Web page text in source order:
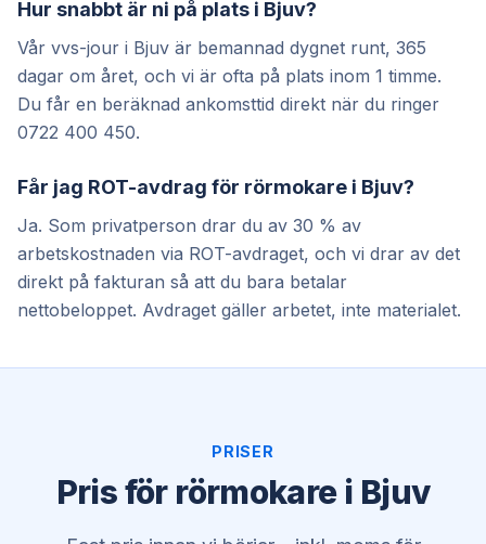
Hur snabbt är ni på plats i Bjuv?
Vår vvs-jour i Bjuv är bemannad dygnet runt, 365
dagar om året, och vi är ofta på plats inom 1 timme.
Du får en beräknad ankomsttid direkt när du ringer
0722 400 450.
Får jag ROT-avdrag för rörmokare i Bjuv?
Ja. Som privatperson drar du av 30 % av
arbetskostnaden via ROT-avdraget, och vi drar av det
direkt på fakturan så att du bara betalar
nettobeloppet. Avdraget gäller arbetet, inte materialet.
PRISER
Pris för rörmokare i Bjuv